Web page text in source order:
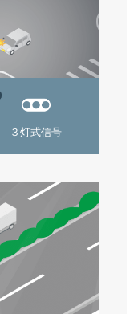
３灯式信号